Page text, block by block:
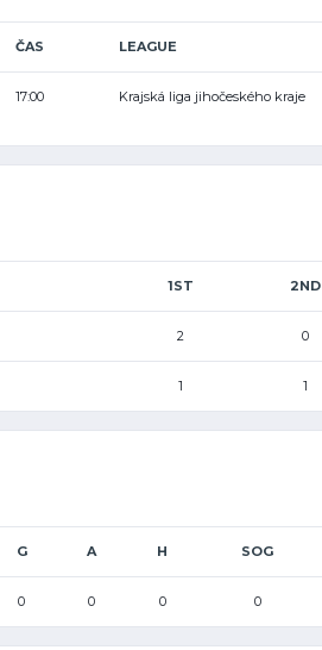
ČAS LEAGUE
17:00 Krajská liga jihočeského kraje
1ST 2ND
2 0
1 1
G A H SOG
0 0 0 0